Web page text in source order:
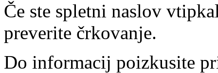
Če ste spletni naslov
preverite črkovanje.
Do informacij poizkusite